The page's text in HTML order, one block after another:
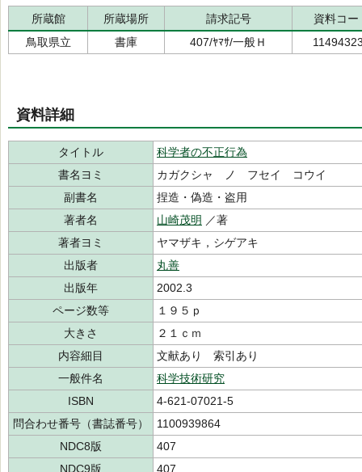
所蔵館 所蔵場所 請求記号
資料コー
鳥取県立
書庫 407/ﾔﾏｻ/一般Ｈ
資料詳細
タイトル
科学者の不正行為
書名ヨミ
カガクシャ ノ フセイ コウイ
副書名
捏造・偽造・盗用
著者名
山崎茂明 ／著
著者ヨミ
ヤマザキ，シゲアキ
出版者
丸善
出版年
2002.3
ページ数等
１９５ｐ
大きさ
２１ｃｍ
内容細目
文献あり 索引あり
一般件名
科学技術研究
ISBN
4-621-07021-5
問合わせ番号（書誌番号）
1100939864
NDC8版
407
NDC9版
407